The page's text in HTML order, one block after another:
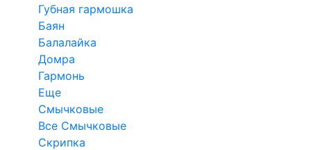
Губная гармошка
Баян
Балалайка
Домра
Гармонь
Еще
Смычковые
Все Смычковые
Скрипка